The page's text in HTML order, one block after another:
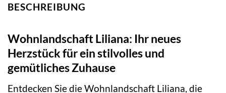
BESCHREIBUNG
Wohnlandschaft Liliana: Ihr neues
Herzstück für ein stilvolles und
gemütliches Zuhause
Entdecken Sie die Wohnlandschaft Liliana, die